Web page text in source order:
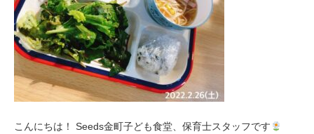
こんにちは！ Seeds金町子ども食堂、保育士スタッフです